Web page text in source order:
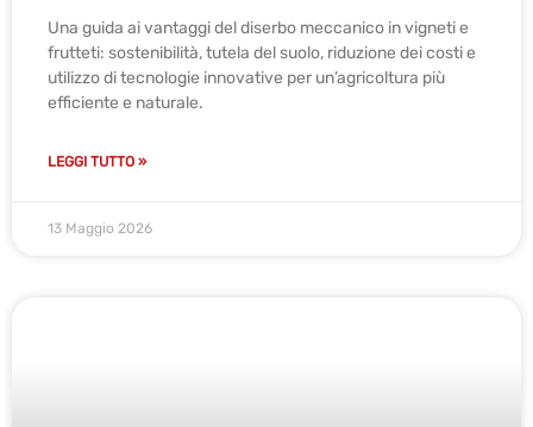
Una guida ai vantaggi del diserbo meccanico in vigneti e
frutteti: sostenibilità, tutela del suolo, riduzione dei costi e
utilizzo di tecnologie innovative per un’agricoltura più
efficiente e naturale.
LEGGI TUTTO »
13 Maggio 2026